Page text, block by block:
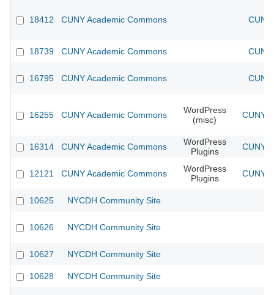
18412 CUNY Academic Commons
18739 CUNY Academic Commons
16795 CUNY Academic Commons
16255 CUNY Academic Commons
WordPress
(misc)
CUNY
16314 CUNY Academic Commons
WordPress
Plugins
CUNY
12121 CUNY Academic Commons
WordPress
Plugins
CUNY
10625 NYCDH Community Site
10626 NYCDH Community Site
10627 NYCDH Community Site
10628 NYCDH Community Site